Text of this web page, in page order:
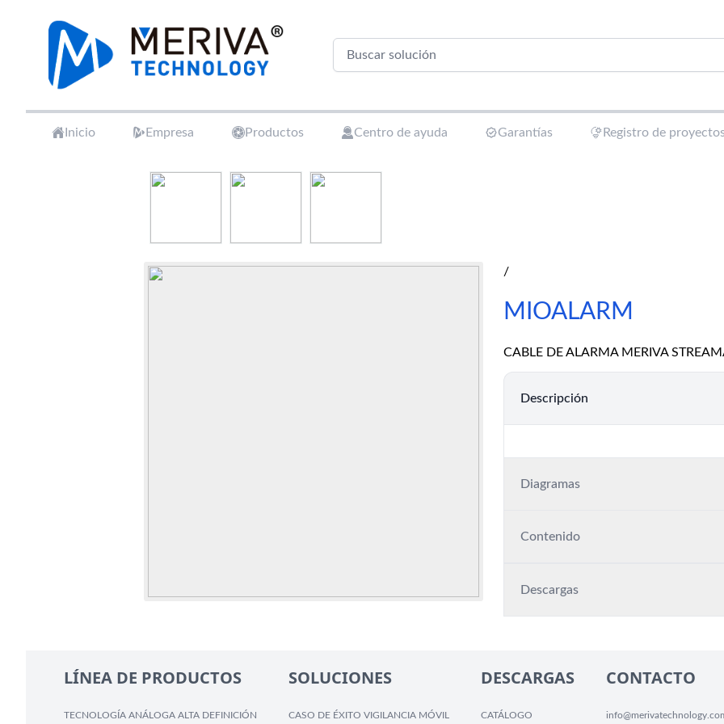
Your Company
Inicio Empresa Productos Centro de ayuda Garantías Registro de
/
MIOALARM
CABLE DE ALARMA MERIVA
Descripción
Diagramas
Contenido
Descargas
LÍNEA DE PRODUCTOS
TECNOLOGÍA ANÁLOGA ALTA DEFINICIÓN
SOLUCIONES
CASO DE ÉXITO VIGILANCIA MÓVIL
DESCARGAS
CATÁLOGO
CONTACTO